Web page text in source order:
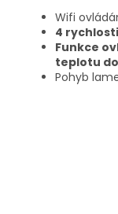
Wifi
4
Funkce
teplotu
Pohyb